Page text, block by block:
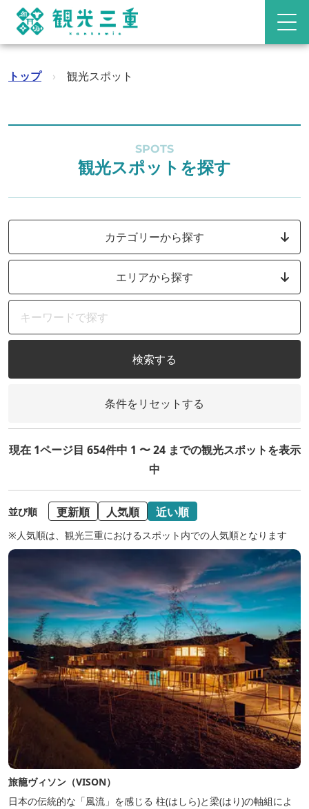
トップ › 観光スポット
SPOTS
観光スポットを探す
カテゴリーから探す
エリアから探す
検索する
条件をリセットする
現在 1ページ目 654件中 1 〜 24 までの観光スポットを表示
中
並び順 更新順 人気順 近い順
※人気順は、観光三重におけるスポット内での人気順となります
旅籠ヴィソン（VISON）
日本の伝統的な「風流」を感じる 柱(はしら)と梁(はり)の軸組によ